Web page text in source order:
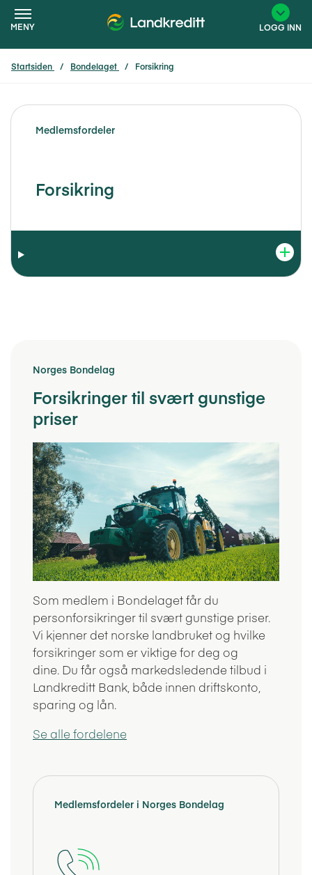
MENY LOGG INN
×
Startsiden Bondelaget Forsikring
Medlemsfordeler
Forsikring
Norges Bondelag
Forsikringer til svært gunstige
priser
Som medlem i Bondelaget får du
personforsikringer til svært gunstige priser.
Vi kjenner det norske landbruket og hvilke
forsikringer som er viktige for deg og
dine. Du får også markedsledende tilbud i
Landkreditt Bank, både innen driftskonto,
sparing og lån.
Se alle fordelene
Medlemsfordeler i Norges Bondelag